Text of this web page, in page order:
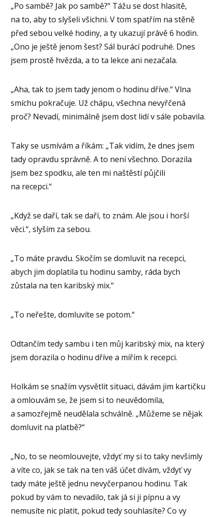
„Po sambě? Jak po sambě?“ Tážu se dost hlasitě,
na to, aby to slyšeli všichni. V tom spatřím na stěně
před sebou velké hodiny, a ty ukazují právě 6 hodin.
„Ono je ještě jenom šest? Sál burácí podruhé. Dnes
jsem prostě hvězda, a to ta lekce ani nezačala.
„Aha, tak to jsem tady jenom o hodinu dříve.“ Vlna
smíchu pokračuje. Už chápu, všechna nevyřčená
proč? Nevadí, minimálně jsem dost lidí v sále pobavila.
Taky se usmívám a říkám: „Tak vidím, že dnes jsem
tady opravdu správně. A to není všechno. Dorazila
jsem bez spodku, ale ten mi naštěstí půjčili
na recepci.“
„Když se daří, tak se daří, to znám. Ale jsou i horší
věci.“, slyším za sebou.
„To máte pravdu. Skočím se domluvit na recepci,
abych jim doplatila tu hodinu samby, ráda bych
zůstala na ten karibský mix.“
„To neřešte, domluvíte se potom.“
Odtančím tedy sambu i ten můj karibský mix, na který
jsem dorazila o hodinu dříve a mířím k recepci.
Holkám se snažím vysvětlit situaci, dávám jim kartičku
a omlouvám se, že jsem si to neuvědomila,
a samozřejmě neudělala schválně. „Můžeme se nějak
domluvit na platbě?“
„No, to se neomlouvejte, vždyť my si to taky nevšimly
a víte co, jak se tak na ten váš účet dívám, vždyť vy
tady máte ještě jednu nevyčerpanou hodinu. Tak
pokud by vám to nevadilo, tak já si ji pípnu a vy
nemusíte nic platit, pokud tedy souhlasíte? Co vy